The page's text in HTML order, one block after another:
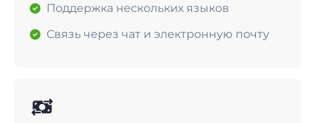
Поддержка нескольких языков
Связь через чат и электронную почту